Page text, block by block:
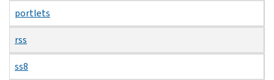
portlets
rss
ss8